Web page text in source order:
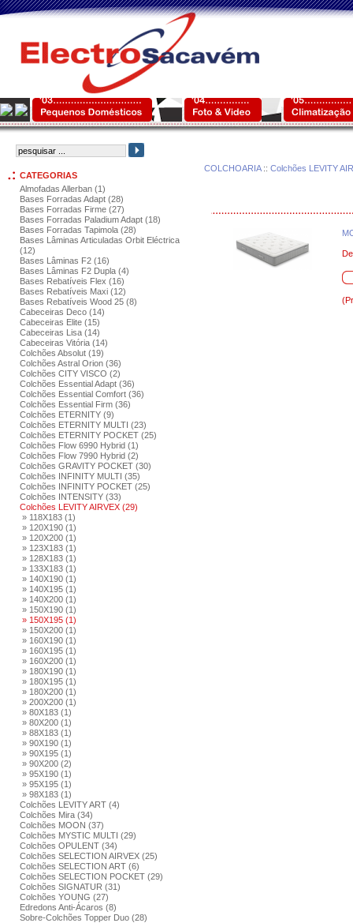
CATEGORIAS
Almofadas Allerban (1)
Bases Forradas Adapt (28)
Bases Forradas Firme (27)
Bases Forradas Paladium Adapt (18)
Bases Forradas Tapimola (28)
Bases Lâminas Articuladas Orbit Eléctrica
(12)
Bases Lâminas F2 (16)
Bases Lâminas F2 Dupla (4)
Bases Rebatíveis Flex (16)
Bases Rebatíveis Maxi (12)
Bases Rebatíveis Wood 25 (8)
Cabeceiras Deco (14)
Cabeceiras Elite (15)
Cabeceiras Lisa (14)
Cabeceiras Vitória (14)
Colchões Absolut (19)
Colchões Astral Orion (36)
Colchões CITY VISCO (2)
Colchões Essential Adapt (36)
Colchões Essential Comfort (36)
Colchões Essential Firm (36)
Colchões ETERNITY (9)
Colchões ETERNITY MULTI (23)
Colchões ETERNITY POCKET (25)
Colchões Flow 6990 Hybrid (1)
Colchões Flow 7990 Hybrid (2)
Colchões GRAVITY POCKET (30)
Colchões INFINITY MULTI (35)
Colchões INFINITY POCKET (25)
Colchões INTENSITY (33)
Colchões LEVITY AIRVEX (29)
» 118X183 (1)
» 120X190 (1)
» 120X200 (1)
» 123X183 (1)
» 128X183 (1)
» 133X183 (1)
» 140X190 (1)
» 140X195 (1)
» 140X200 (1)
» 150X190 (1)
» 150X195 (1)
» 150X200 (1)
» 160X190 (1)
» 160X195 (1)
» 160X200 (1)
» 180X190 (1)
» 180X195 (1)
» 180X200 (1)
» 200X200 (1)
» 80X183 (1)
» 80X200 (1)
» 88X183 (1)
» 90X190 (1)
» 90X195 (1)
» 90X200 (2)
» 95X190 (1)
» 95X195 (1)
» 98X183 (1)
Colchões LEVITY ART (4)
Colchões Mira (34)
Colchões MOON (37)
Colchões MYSTIC MULTI (29)
Colchões OPULENT (34)
Colchões SELECTION AIRVEX (25)
Colchões SELECTION ART (6)
Colchões SELECTION POCKET (29)
Colchões SIGNATUR (31)
Colchões YOUNG (27)
Edredons Anti-Ácaros (8)
Sobre-Colchões Topper Duo (28)
COLCHOARIA:: Colchões LEVITY